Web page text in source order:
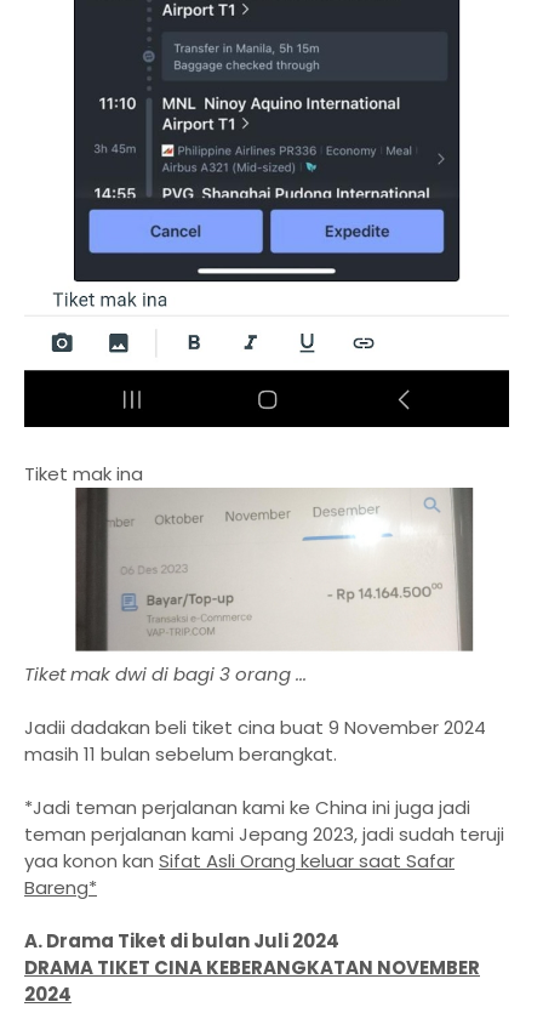
Tiket mak ina
Tiket mak dwi di bagi 3 orang ...
Jadii dadakan beli tiket cina buat 9 November 2024
masih 11 bulan sebelum berangkat.
*Jadi teman perjalanan kami ke China ini juga jadi
teman perjalanan kami Jepang 2023, jadi sudah teruji
yaa konon kan Sifat Asli Orang keluar saat Safar
Bareng*
A. Drama Tiket di bulan Juli 2024
DRAMA TIKET CINA KEBERANGKATAN NOVEMBER
2024